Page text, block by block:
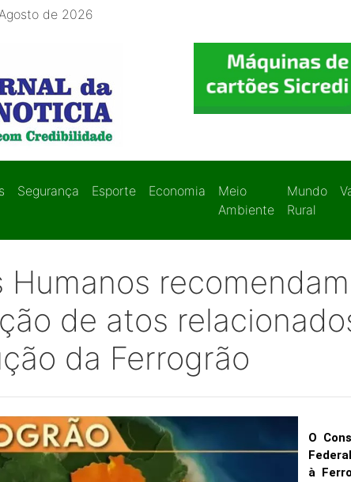
de 2026
Segurança Esporte Economia
Meio
Ambiente
Mundo
Rural
Humanos recomendam
de atos
da Ferrogrão
O
à